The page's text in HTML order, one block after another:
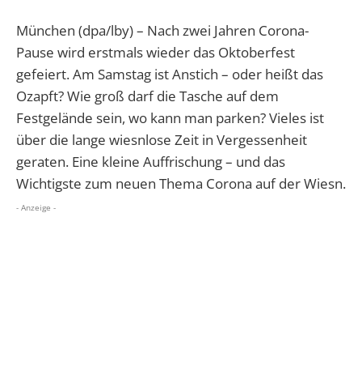
München (dpa/lby) – Nach zwei Jahren Corona-
Pause wird erstmals wieder das Oktoberfest
gefeiert. Am Samstag ist Anstich – oder heißt das
Ozapft? Wie groß darf die Tasche auf dem
Festgelände sein, wo kann man parken? Vieles ist
über die lange wiesnlose Zeit in Vergessenheit
geraten. Eine kleine Auffrischung – und das
Wichtigste zum neuen Thema Corona auf der Wiesn.
- Anzeige -